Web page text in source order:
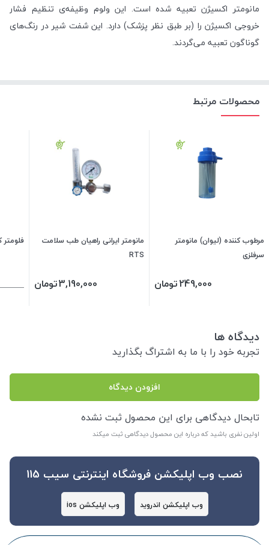
مانومتر اکسیژن تعبیه شده است. این ولوم وظیفه‌ی تنظیم فشار
خروجی اکسیژن را (بر طبق نظر پزشک) دارد. این شفت شیر در رنگ‌های
گوناگون تعبیه می‌گردند.
محصولات مرتبط
مرطوب کننده (لیوان) مانومتر
سرفلزی
249,000تومان
مانومتر ایرانی راهیان طب سلامت
RTS
3,190,000تومان
فلومتر
دیدگاه ها
تجربه خود را با ما به اشتراگ بگذارید
افزودن دیدگاه
تابحال دیدگاهی برای این محصول ثبت نشده
اولین نفری باشید که درباره این محصول دیدگاهی ثبت میکند
نصب وب اپلیکشن فروشگاه اینترنتی سیب 115
وب اپلیکشن اندروید وب اپلیکشن ios